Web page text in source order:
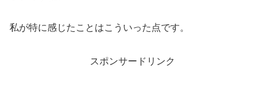
私が特に感じたことはこういった点です。
スポンサードリンク